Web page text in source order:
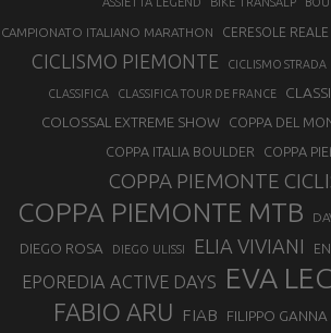
CAMPIONATO ITALIANO MARATHON CERESOLE REALE
CICLISMO PIEMONTE CICLISMO STRADA
CLASSIFICA CLASSIFICA TOUR DE FRANCE
COLOSSAL EXTREME SHOW
COPPA DEL
COPPA ITALIA BOULDER
COPPA
COPPA PIEMONTE
COPPA PIEMONTE MTB
DIEGO ROSA DIEGO ULISSI ELIA VIVIANI
EPOREDIA ACTIVE DAYS EVA
FABIO ARU FIAB FILIPPO GANNA